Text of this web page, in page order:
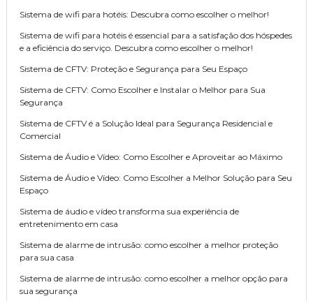
Sistema de wifi para hotéis: Descubra como escolher o melhor!
Sistema de wifi para hotéis é essencial para a satisfação dos hóspedes
e a eficiência do serviço. Descubra como escolher o melhor!
Sistema de CFTV: Proteção e Segurança para Seu Espaço
Sistema de CFTV: Como Escolher e Instalar o Melhor para Sua
Segurança
Sistema de CFTV é a Solução Ideal para Segurança Residencial e
Comercial
Sistema de Áudio e Vídeo: Como Escolher e Aproveitar ao Máximo
Sistema de Áudio e Vídeo: Como Escolher a Melhor Solução para Seu
Espaço
Sistema de áudio e vídeo transforma sua experiência de
entretenimento em casa
Sistema de alarme de intrusão: como escolher a melhor proteção
para sua casa
Sistema de alarme de intrusão: como escolher a melhor opção para
sua segurança